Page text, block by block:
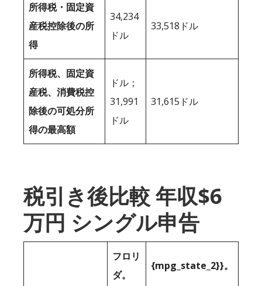
所得税・固定資
産税控除後の所
得
34,234
ドル
33,518ドル
所得税、固定資
産税、消費税控
除後の可処分所
得の最高額
ドル；
31,991
ドル
31,615ドル
税引き後比較 年収$6
万円 シングル申告
フロリ
ダ。
{mpg_state_2}}。